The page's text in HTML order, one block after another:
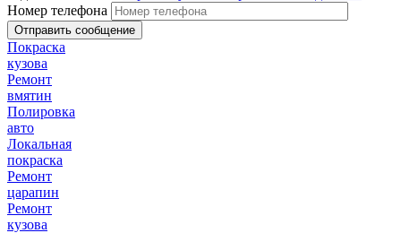
Номер телефона
Покраска
кузова
Ремонт
вмятин
Полировка
авто
Локальная
покраска
Ремонт
царапин
Ремонт
кузова